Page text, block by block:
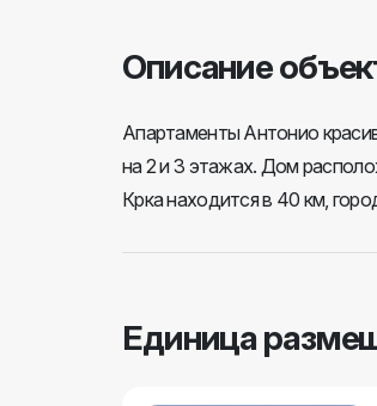
Описание
Апартаменты Антонио
на 2 и 3 этажах. Дом
Крка находится в 40 км,
Единица